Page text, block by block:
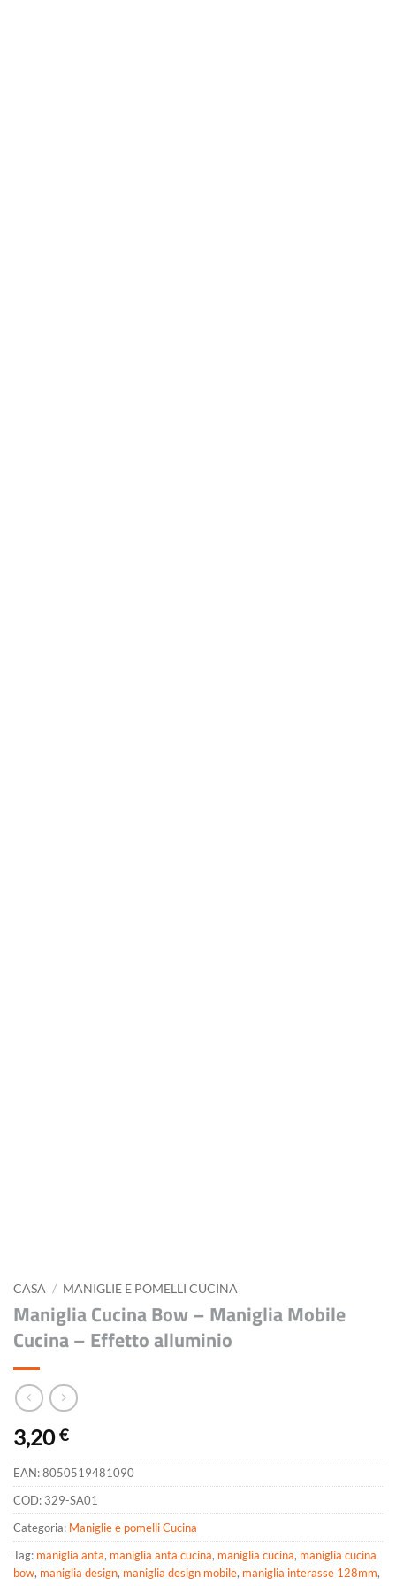
CASA / MANIGLIE E POMELLI CUCINA
Maniglia Cucina Bow – Maniglia Mobile
Cucina – Effetto alluminio
3,20€
EAN:8050519481090
COD: 329-SA01
Categoria: Maniglie e pomelli Cucina
Tag: maniglia anta, maniglia anta cucina, maniglia cucina, maniglia cucina
bow, maniglia design, maniglia design mobile, maniglia interasse 128mm,